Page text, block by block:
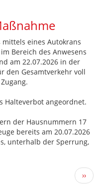
eines Autokrans
Bereich des Anwesens
am 22.07.2026 in der
den Gesamtverkehr voll
Halteverbot angeordnet.
der Hausnummern 17
bereits am 20.07.2026
unterhalb der Sperrung,
Seite
››